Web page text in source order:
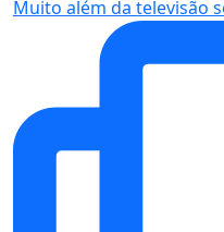
Muito além da televisão